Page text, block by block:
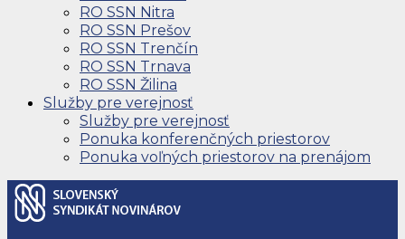
RO SSN Nitra
RO SSN Prešov
RO SSN Trenčín
RO SSN Trnava
RO SSN Žilina
Služby pre verejnosť
Služby pre verejnosť
Ponuka konferenčných priestorov
Ponuka voľných priestorov na prenájom